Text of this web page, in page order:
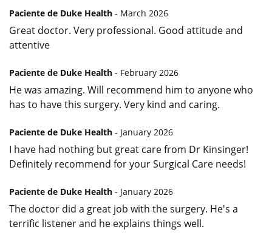
Paciente de Duke Health - March 2026
Great doctor. Very professional. Good attitude and
attentive
Paciente de Duke Health - February 2026
He was amazing. Will recommend him to anyone who
has to have this surgery. Very kind and caring.
Paciente de Duke Health - January 2026
I have had nothing but great care from Dr Kinsinger!
Definitely recommend for your Surgical Care needs!
Paciente de Duke Health - January 2026
The doctor did a great job with the surgery. He's a
terrific listener and he explains things well.